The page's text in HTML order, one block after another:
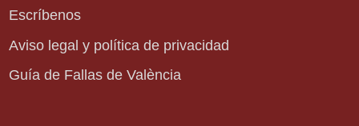
Escríbenos
Aviso legal y política de privacidad
Guía de Fallas de València